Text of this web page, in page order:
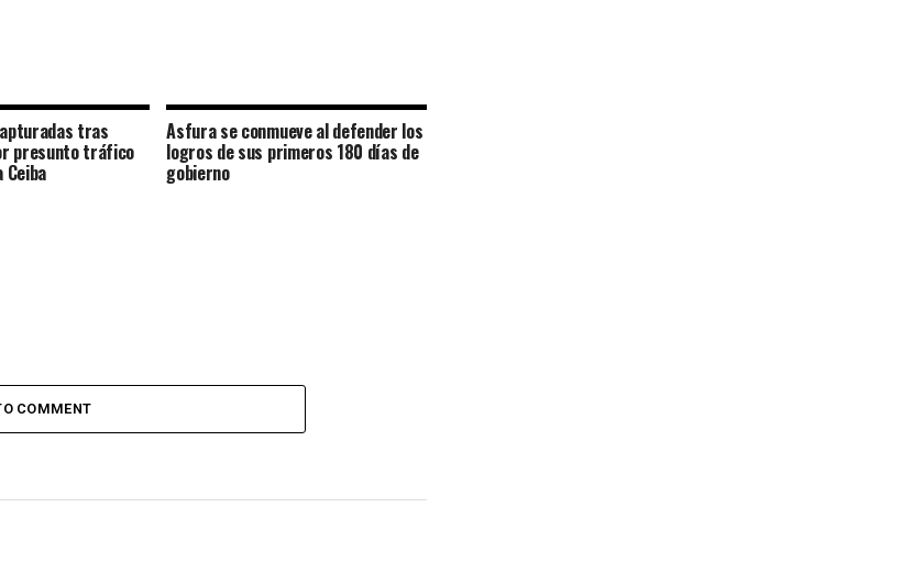
tras
presunto tráfico
Ceiba
Asfura se conmueve al defender los
logros de sus primeros 180 días de
gobierno
COMMENT